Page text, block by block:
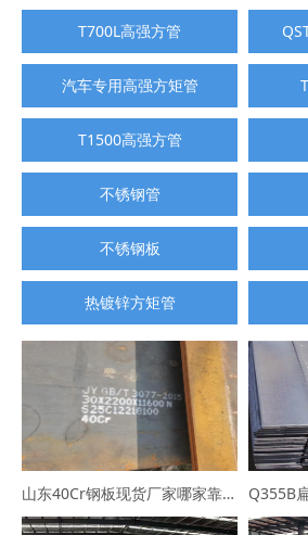
T700L高强方管
汽车专用高强方矩管
T1500高强方管
不锈钢管
不锈钢板
热镀锌方矩管
山东40Cr钢板现货厂家哪家靠谱？选山东普利通钢材，规格全可定制 Q355B